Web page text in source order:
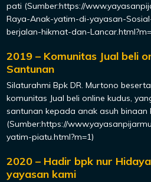
pati (Sumber:https://
Raya-Anak-yatim-di-yayasan-
berjalan-hikmat-dan-
2019 – Komunitas Jual beli
Santunan
Silaturahmi Bpk DR. Murtono
komunitas Jual beli online kudus,
santunan kepada anak asuh binaan
(Sumber:https://
yatim-piatu.html?m=1)
2020 – Hadir bpk nur
yayasan kami